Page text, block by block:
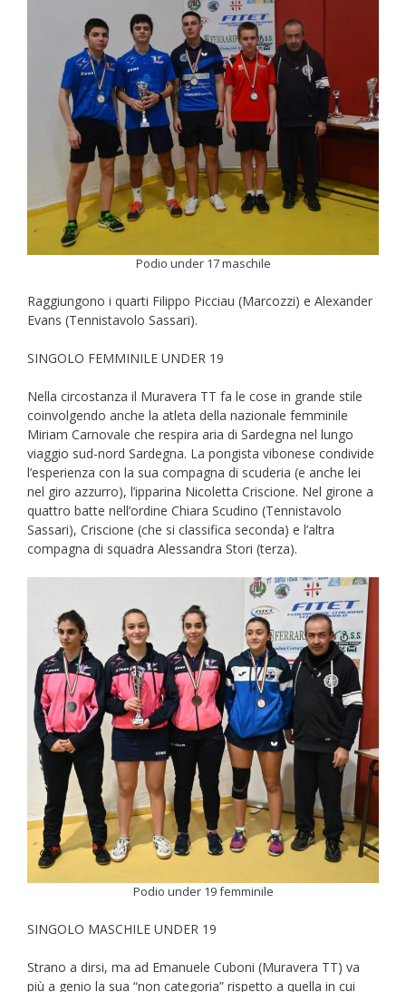
Podio under 17 maschile
Raggiungono i quarti Filippo Picciau (Marcozzi) e Alexander
Evans (Tennistavolo Sassari).
SINGOLO FEMMINILE UNDER 19
Nella circostanza il Muravera TT fa le cose in grande stile
coinvolgendo anche la atleta della nazionale femminile
Miriam Carnovale che respira aria di Sardegna nel lungo
viaggio sud-nord Sardegna. La pongista vibonese condivide
l’esperienza con la sua compagna di scuderia (e anche lei
nel giro azzurro), l’ipparina Nicoletta Criscione. Nel girone a
quattro batte nell’ordine Chiara Scudino (Tennistavolo
Sassari), Criscione (che si classifica seconda) e l’altra
compagna di squadra Alessandra Stori (terza).
Podio under 19 femminile
SINGOLO MASCHILE UNDER 19
Strano a dirsi, ma ad Emanuele Cuboni (Muravera TT) va
più a genio la sua “non categoria” rispetto a quella in cui